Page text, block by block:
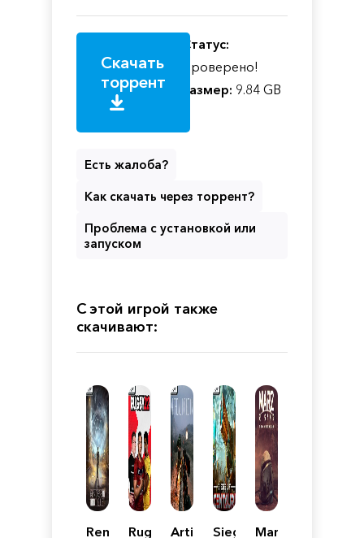
Скачать
торрент
Статус:
Проверено!
Размер: 9.84 GB
Есть жалоба?
Как скачать через торрент?
Проблема с установкой или
запуском
С этой игрой также
скачивают:
Remorse:Rugby
ArtificialSiege
MarZ: